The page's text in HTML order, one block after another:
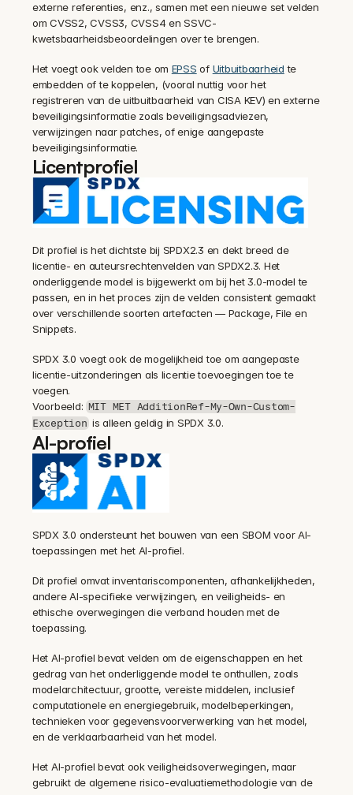
externe referenties, enz., samen met een nieuwe set velden
om CVSS2, CVSS3, CVSS4 en SSVC-
kwetsbaarheidsbeoordelingen over te brengen.
Het voegt ook velden toe om EPSS of Uitbuitbaarheid te
embedden of te koppelen, (vooral nuttig voor het
registreren van de uitbuitbaarheid van CISA KEV) en externe
beveiligingsinformatie zoals beveiligingsadviezen,
verwijzingen naar patches, of enige aangepaste
beveiligingsinformatie.
Licentprofiel
Dit profiel is het dichtste bij SPDX2.3 en dekt breed de
licentie- en auteursrechtenvelden van SPDX2.3. Het
onderliggende model is bijgewerkt om bij het 3.0-model te
passen, en in het proces zijn de velden consistent gemaakt
over verschillende soorten artefacten — Package, File en
Snippets.
SPDX 3.0 voegt ook de mogelijkheid toe om aangepaste
licentie-uitzonderingen als licentie toevoegingen toe te
voegen.
Voorbeeld: MIT MET AdditionRef-My-Own-Custom-
Exception is alleen geldig in SPDX 3.0.
AI-profiel
SPDX 3.0 ondersteunt het bouwen van een SBOM voor AI-
toepassingen met het AI-profiel.
Dit profiel omvat inventariscomponenten, afhankelijkheden,
andere AI-specifieke verwijzingen, en veiligheids- en
ethische overwegingen die verband houden met de
toepassing.
Het AI-profiel bevat velden om de eigenschappen en het
gedrag van het onderliggende model te onthullen, zoals
modelarchitectuur, grootte, vereiste middelen, inclusief
computationele en energiegebruik, modelbeperkingen,
technieken voor gegevensvoorverwerking van het model,
en de verklaarbaarheid van het model.
Het AI-profiel bevat ook veiligheidsoverwegingen, maar
gebruikt de algemene risico-evaluatiemethodologie van de